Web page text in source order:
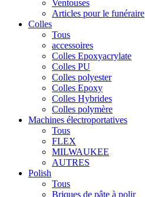
Ventouses
Articles pour le funéraire
Colles
Tous
accessoires
Colles Epoxyacrylate
Colles PU
Colles polyester
Colles Epoxy
Colles Hybrides
Colles polymère
Machines électroportatives
Tous
FLEX
MILWAUKEE
AUTRES
Polish
Tous
Briques de pâte à polir